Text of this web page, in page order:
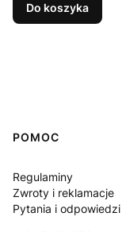
Do koszyka
Linki w stopce
POMOC
Regulaminy
Zwroty i reklamacje
Pytania i odpowiedzi